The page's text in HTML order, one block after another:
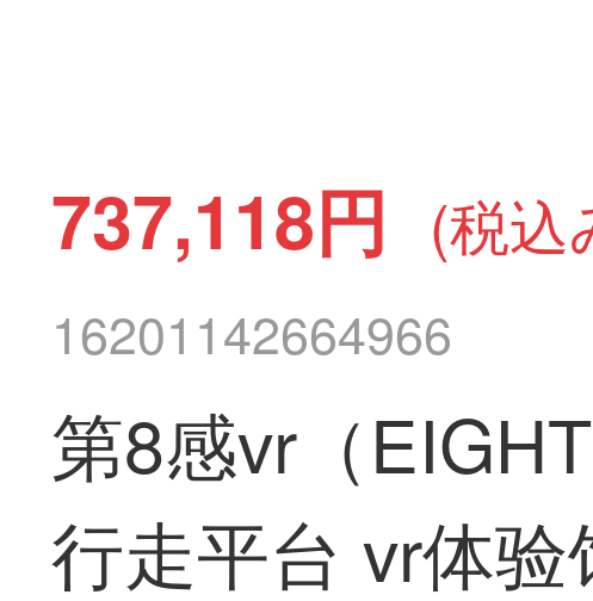
737,118円 (税込
16201142664966
第8感vr（
行走平台 vr体